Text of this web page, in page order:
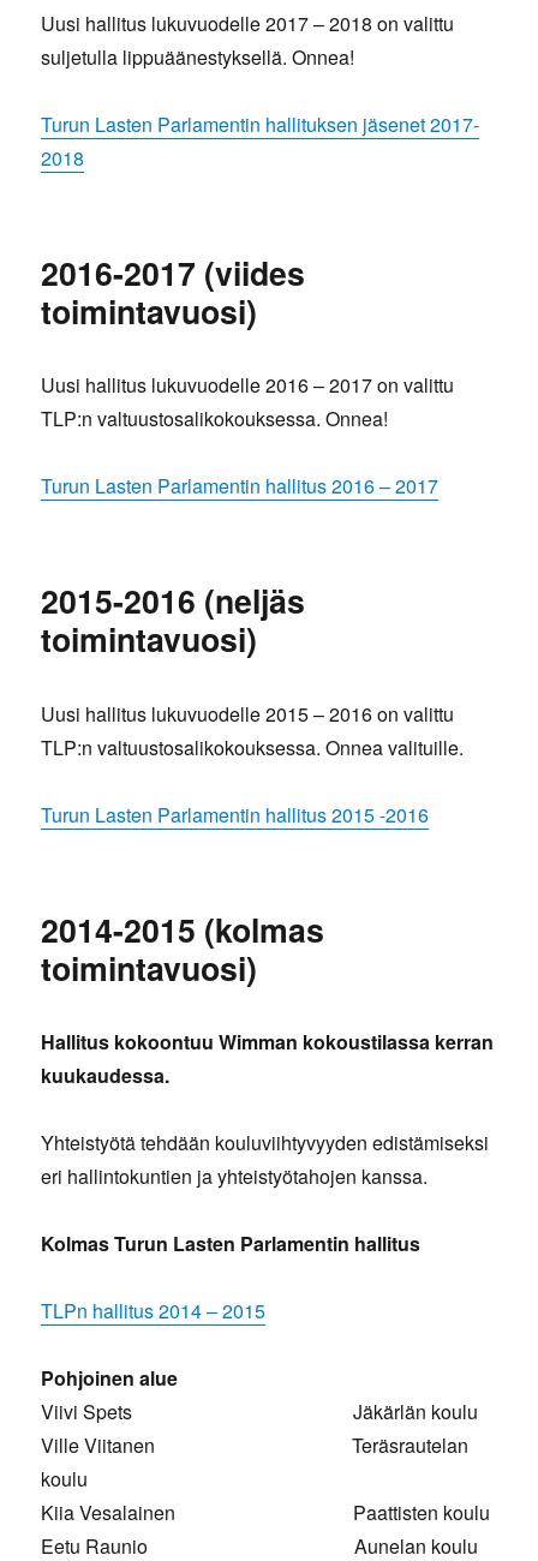
Uusi hallitus lukuvuodelle 2017 – 2018 on valittu
suljetulla lippuäänestyksellä. Onnea!
Turun Lasten Parlamentin hallituksen jäsenet 2017-
2018
2016-2017 (viides
toimintavuosi)
Uusi hallitus lukuvuodelle 2016 – 2017 on valittu
TLP:n valtuustosalikokouksessa. Onnea!
Turun Lasten Parlamentin hallitus 2016 – 2017
2015-2016 (neljäs
toimintavuosi)
Uusi hallitus lukuvuodelle 2015 – 2016 on valittu
TLP:n valtuustosalikokouksessa. Onnea valituille.
Turun Lasten Parlamentin hallitus 2015 -2016
2014-2015 (kolmas
toimintavuosi)
Hallitus kokoontuu Wimman kokoustilassa kerran
kuukaudessa.
Yhteistyötä tehdään kouluviihtyvyyden edistämiseksi
eri hallintokuntien ja yhteistyötahojen kanssa.
Kolmas Turun Lasten Parlamentin hallitus
TLPn hallitus 2014 – 2015
Pohjoinen alue
Viivi Spets Jäkärlän koulu
Ville Viitanen Teräsrautelan
koulu
Kiia Vesalainen Paattisten koulu
Eetu Raunio Aunelan koulu